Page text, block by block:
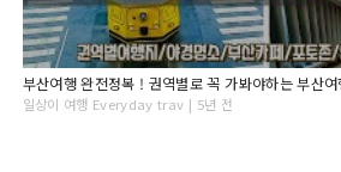
일상이 여행 Everyday trav | 5년 전